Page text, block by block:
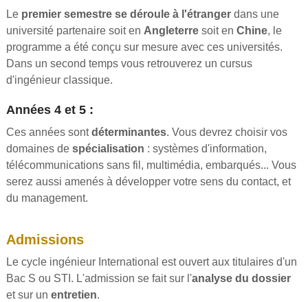
Le premier semestre se déroule à l'étrangerdans une
université partenaire soit en Angleterre soit en Chine, le
programme a été conçu sur mesure avec ces universités.
Dans un second temps vous retrouverez un cursus
d'ingénieur classique.
Années 4 et 5 :
Ces années sontdéterminantes. Vous devrez choisir vos
domaines de spécialisation : systèmes d'information,
télécommunications sans fil, multimédia, embarqués... Vous
serez aussi amenés à développer votre sens du contact, et
du management.
Admissions
Le cycle ingénieur International est ouvert aux titulaires d'un
Bac S ou STI. L'admission se fait sur l'analyse du dossier
et sur un entretien.